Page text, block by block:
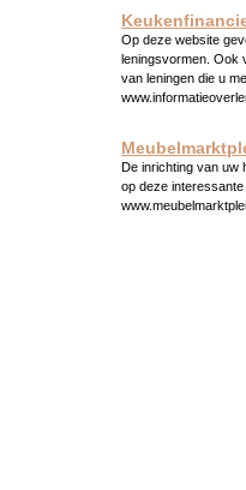
Op deze website
leningsvormen. Ook
van leningen die u
De inrichting van uw
op deze interessante